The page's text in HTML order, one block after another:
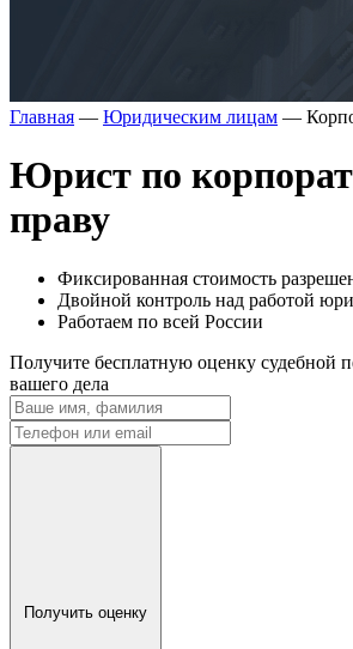
Главная — Юридическим лицам —
Юрист по
праву
Фиксированная стоимость
Двойной контроль над работой
Работаем по всей России
Получите бесплатную оценку судебной
вашего дела
Получить оценку